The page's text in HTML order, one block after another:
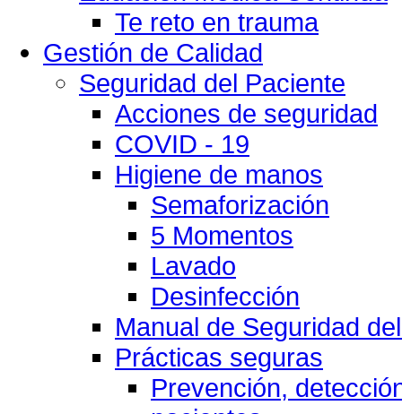
Te reto en trauma
Gestión de Calidad
Seguridad del Paciente
Acciones de seguridad
COVID - 19
Higiene de manos
Semaforización
5 Momentos
Lavado
Desinfección
Manual de Seguridad
Prácticas seguras
Prevención,